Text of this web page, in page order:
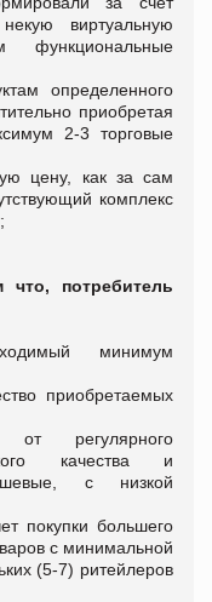
виртуальную
функциональные
определенного
приобретая
2-3 торговые
цену, как за сам
комплекс
потребитель
минимум
приобретаемых
от регулярного
качества и
с низкой
покупки большего
с минимальной
(5-7) ритейлеров